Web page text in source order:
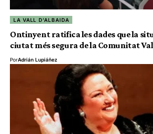
LA VALL D'ALBAIDA
Ontinyent ratifica les dades que la
ciutat més segura de la Comunitat
PorAdrián Lupiáñez